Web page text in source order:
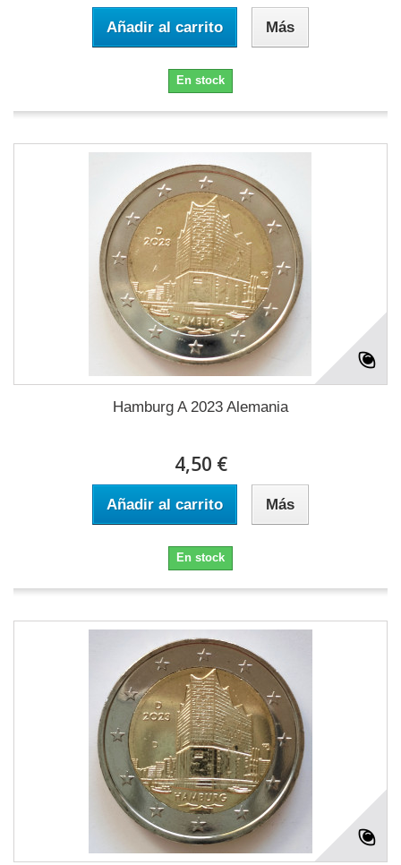
Añadir al carrito Más
En stock
Hamburg A 2023 Alemania
4,50 €
Añadir al carrito Más
En stock